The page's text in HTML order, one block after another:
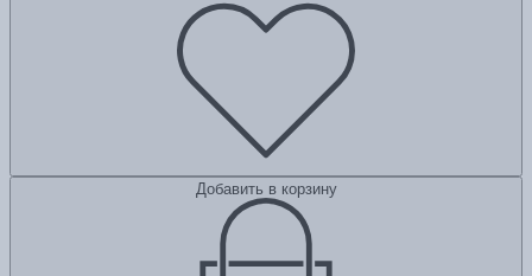
Добавить в корзину